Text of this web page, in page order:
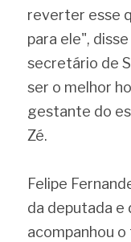
reverter esse
para ele",
secretário de
ser o melhor
gestante do
Zé.
Felipe
da deputada e
acompanhou